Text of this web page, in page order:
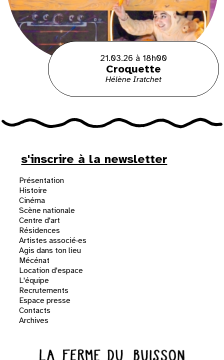
21.03.26 à 18h00
Croquette
Hélène Iratchet
s'inscrire à la newsletter
Présentation
Histoire
Cinéma
Scène nationale
Centre d'art
Résidences
Artistes associé·es
Agis dans ton lieu
Mécénat
Location d'espace
L'équipe
Recrutements
Espace presse
Contacts
Archives